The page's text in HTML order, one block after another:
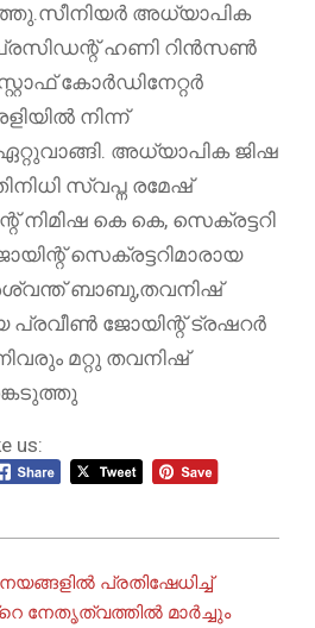
അധ്യാപിക
പ്രസിഡന്റ്‌ ഹണി റിൻസൺ
കോർഡിനേറ്റർ
നിന്ന്
അധ്യാപിക ജിഷ
സ്വപ്ന രമേഷ്
നിമിഷ കെ കെ, സെക്രട്ടറി
സെക്രട്ടറിമാരായ
അശ്വന്ത് ബാബു,തവനിഷ്
ജോയിന്റ് ട്രഷറർ
മറ്റു തവനിഷ്
us:
പ്രതിഷേധിച്ച്
നേതൃത്വത്തിൽ മാർച്ചും